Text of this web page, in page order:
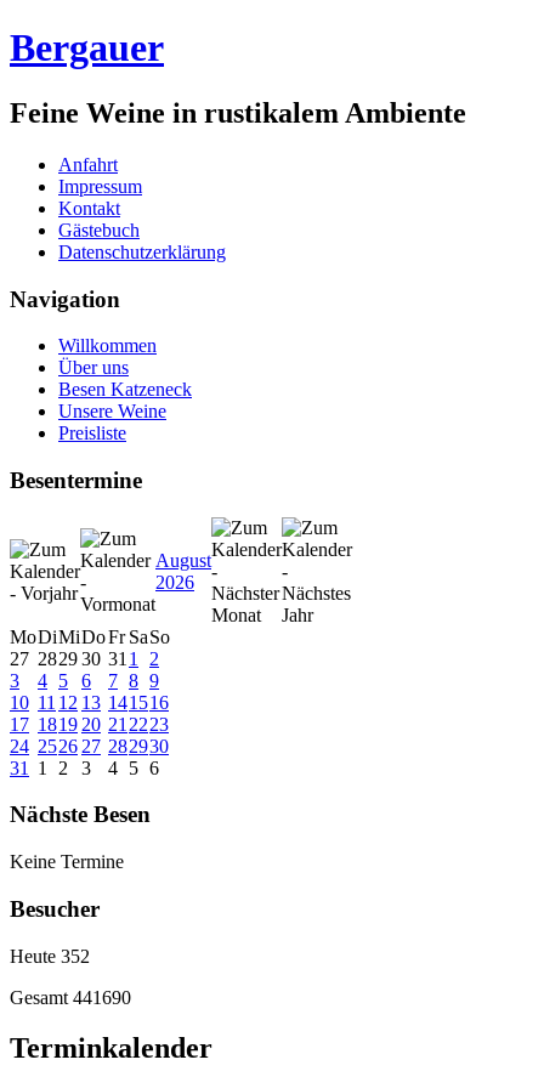
Bergauer
Feine Weine in rustikalem Ambiente
Anfahrt
Impressum
Kontakt
Gästebuch
Datenschutzerklärung
Navigation
Willkommen
Über uns
Besen Katzeneck
Unsere Weine
Preisliste
Besentermine
August
2026
MoDiMiDoFr SaSo
27 282930 31 1
2
3
4 5 6 7 8 9
10 11 12 13 141516
17 1819 20 21 2223
24 2526 27 282930
31
1 2 3 4 5 6
Nächste Besen
Keine Termine
Besucher
Heute 352
Gesamt 441690
Terminkalender